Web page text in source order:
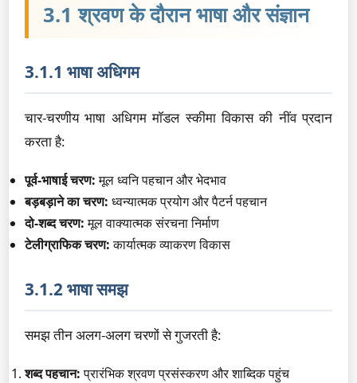
3.1 श्रवण के दौरान भाषा और संज्ञान
3.1.1 भाषा अधिगम
चार-चरणीय भाषा अधिगम मॉडल स्कीमा विकास की नींव प्रदान
करता है:
पूर्व-भाषाई चरण:मूल ध्वनि पहचान और भेदभाव
बड़बड़ाने का चरण: ध्वन्यात्मक प्रयोग और पैटर्न पहचान
दो-शब्द चरण:मूल वाक्यात्मक संरचना निर्माण
टेलीग्राफिक चरण:कार्यात्मक व्याकरण विकास
3.1.2 भाषा समझ
समझ तीन अलग-अलग चरणों से गुजरती है:
शब्द पहचान:प्रारंभिक श्रवण प्रसंस्करण और शाब्दिक पहुंच